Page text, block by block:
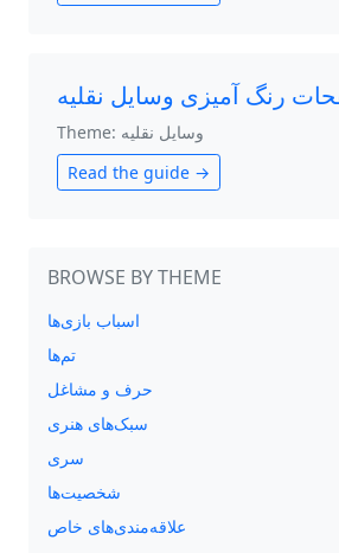
رنگ آمیزی وسایل نقلیه
Theme: وسایل نقلیه
Read the guide →
BROWSE BY THEME
اسباب بازی‌ها
تم‌ها
حرف و مشاغل
سبک‌های هنری
سری
شخصیت‌ها
علاقه‌مندی‌های خاص